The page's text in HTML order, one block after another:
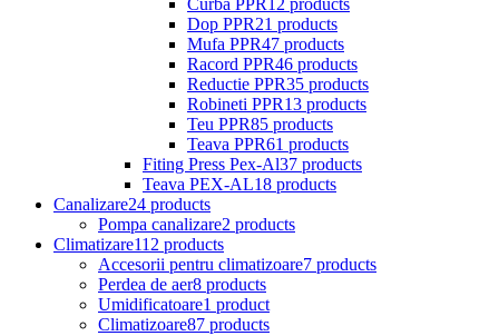
Dop PPR21 products
Mufa PPR47 products
Racord PPR46 products
Reductie PPR35 products
Robineti PPR13 products
Teu PPR85 products
Teava PPR61 products
Fiting Press Pex-Al37 products
Teava PEX-AL18 products
Canalizare24 products
Pompa canalizare2 products
Climatizare112 products
Accesorii pentru climatizoare7 products
Perdea de aer8 products
Umidificatoare1 product
Climatizoare87 products